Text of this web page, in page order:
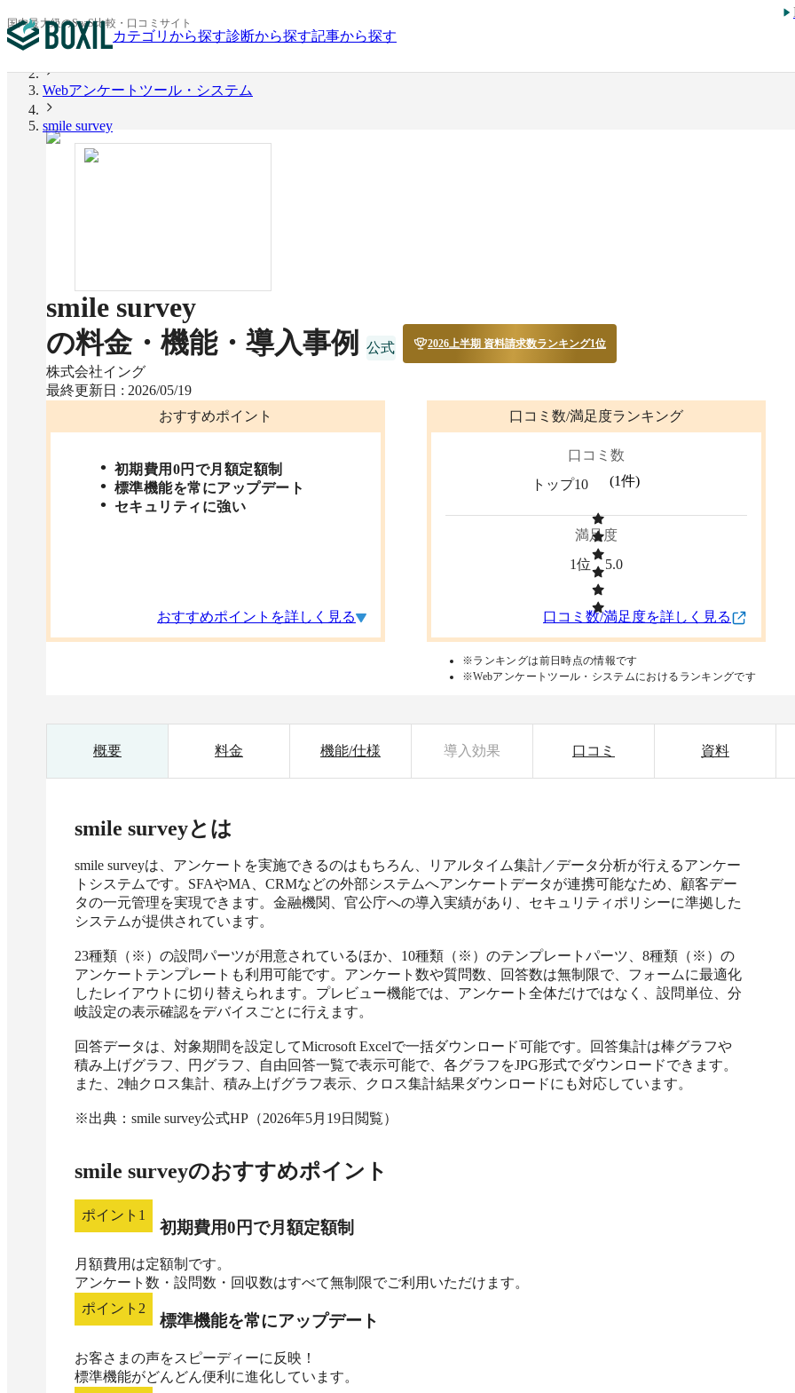
国内最大級のSaaS比較・口コミサイト
カテゴリから探す診断から探す記事から探す
Webアンケートツール・システム
smile survey
smile survey
の料金・機能・導入事例
2026上半期 資料請求数ランキング1位
株式会社イング
最終更新日 : 2026/05/19
おすすめポイント
初期費用0円で月額定額制
標準機能を常にアップデート
セキュリティに強い
おすすめポイントを詳しく見る
口コミ数/満足度ランキング
口コミ数
トップ10
(1件)
満足度
1位
5.0
口コミ数/満足度を詳しく見る
※ランキングは前日時点の情報です
※Webアンケートツール・システムにおけるランキングです
概要 料金 機能/仕様 導入効果 口コミ 資料
smile surveyとは
smile surveyは、アンケートを実施できるのはもちろん、リアルタイム集計／データ分析が行えるアンケー
トシステムです。SFAやMA、CRMなどの外部システムへアンケートデータが連携可能なため、顧客デー
タの一元管理を実現できます。金融機関、官公庁への導入実績があり、セキュリティポリシーに準拠した
システムが提供されています。
23種類（※）の設問パーツが用意されているほか、10種類（※）のテンプレートパーツ、8種類（※）の
アンケートテンプレートも利用可能です。アンケート数や質問数、回答数は無制限で、フォームに最適化
したレイアウトに切り替えられます。プレビュー機能では、アンケート全体だけではなく、設問単位、分
岐設定の表示確認をデバイスごとに行えます。
回答データは、対象期間を設定してMicrosoft Excelで一括ダウンロード可能です。回答集計は棒グラフや
積み上げグラフ、円グラフ、自由回答一覧で表示可能で、各グラフをJPG形式でダウンロードできます。
また、2軸クロス集計、積み上げグラフ表示、クロス集計結果ダウンロードにも対応しています。
※出典：smile survey公式HP（2026年5月19日閲覧）
smile surveyのおすすめポイント
ポイント 1
初期費用0円で月額定額制
月額費用は定額制です。
ポイント 2
標準機能を常にアップデート
お客さまの声をスピーディーに反映！